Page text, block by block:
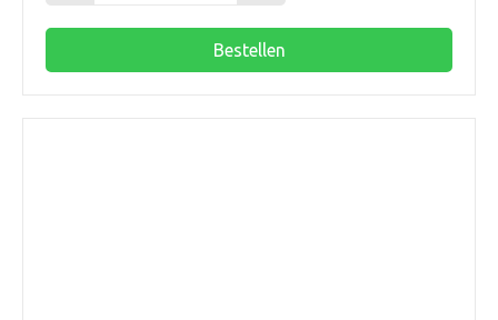
dompelbuis
Bestellen